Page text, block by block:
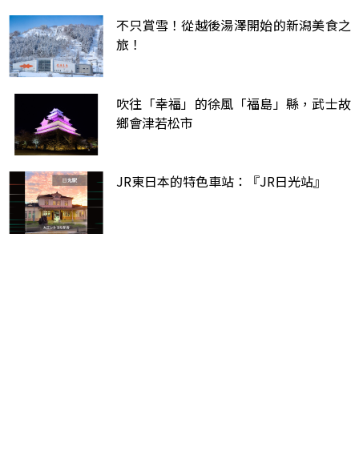
不只賞雪！從越後湯澤開始的新潟美食之
旅！
吹往「幸福」的徐風「福島」縣，武士故
鄉會津若松市
JR東日本的特色車站：『JR日光站』